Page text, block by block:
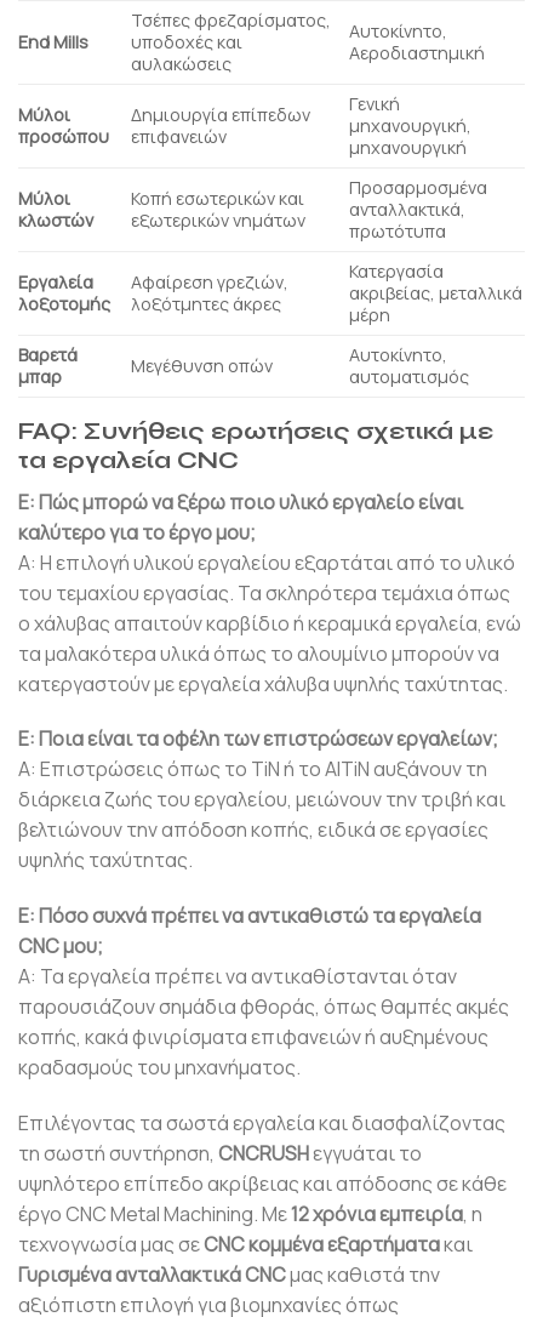
End Mills
Τσέπες φρεζαρίσματος,
υποδοχές και
αυλακώσεις
Αυτοκίνητο,
Αεροδιαστημική
Μύλοι
προσώπου
Δημιουργία επίπεδων
επιφανειών
Γενική
μηχανουργική,
μηχανουργική
Μύλοι
κλωστών
Κοπή εσωτερικών και
εξωτερικών νημάτων
Προσαρμοσμένα
ανταλλακτικά,
πρωτότυπα
Εργαλεία
λοξοτομής
Αφαίρεση γρεζιών,
λοξότμητες άκρες
Κατεργασία
ακριβείας, μεταλλικά
μέρη
Βαρετά
μπαρ
Μεγέθυνση οπών
Αυτοκίνητο,
αυτοματισμός
FAQ: Συνήθεις ερωτήσεις σχετικά με
τα εργαλεία CNC
Ε: Πώς μπορώ να ξέρω ποιο υλικό εργαλείο είναι
καλύτερο για το έργο μου;
Α: Η επιλογή υλικού εργαλείου εξαρτάται από το υλικό
του τεμαχίου εργασίας. Τα σκληρότερα τεμάχια όπως
ο χάλυβας απαιτούν καρβίδιο ή κεραμικά εργαλεία, ενώ
τα μαλακότερα υλικά όπως το αλουμίνιο μπορούν να
κατεργαστούν με εργαλεία χάλυβα υψηλής ταχύτητας.
Ε: Ποια είναι τα οφέλη των επιστρώσεων εργαλείων;
Α: Επιστρώσεις όπως το TiN ή το AlTiN αυξάνουν τη
διάρκεια ζωής του εργαλείου, μειώνουν την τριβή και
βελτιώνουν την απόδοση κοπής, ειδικά σε εργασίες
υψηλής ταχύτητας.
Ε: Πόσο συχνά πρέπει να αντικαθιστώ τα εργαλεία
CNC μου;
Α: Τα εργαλεία πρέπει να αντικαθίστανται όταν
παρουσιάζουν σημάδια φθοράς, όπως θαμπές ακμές
κοπής, κακά φινιρίσματα επιφανειών ή αυξημένους
κραδασμούς του μηχανήματος.
Επιλέγοντας τα σωστά εργαλεία και διασφαλίζοντας
τη σωστή συντήρηση, CNCRUSHεγγυάται το
υψηλότερο επίπεδο ακρίβειας και απόδοσης σε κάθε
έργο CNC Metal Machining. Με12 χρόνια εμπειρία, η
τεχνογνωσία μας σεCNC κομμένα εξαρτήματακαι
Γυρισμένα ανταλλακτικά CNCμας καθιστά την
αξιόπιστη επιλογή για βιομηχανίες όπως